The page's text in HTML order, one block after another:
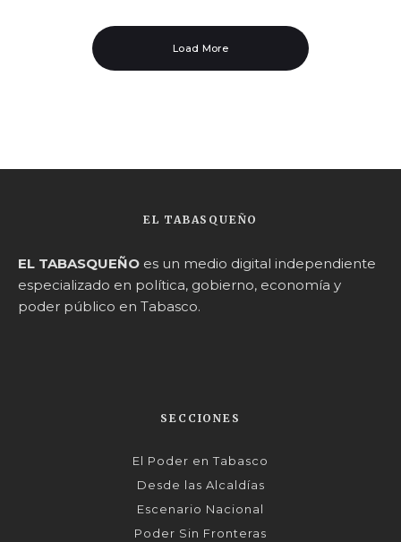
Load More
EL TABASQUEÑO
EL TABASQUEÑO es un medio digital independiente
especializado en política, gobierno, economía y
poder público en Tabasco.
SECCIONES
El Poder en Tabasco
Desde las Alcaldías
Escenario Nacional
Poder Sin Fronteras